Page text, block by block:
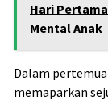
Hari
Mental Anak
Dalam
memaparkan